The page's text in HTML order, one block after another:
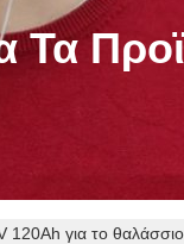
Τα
120Ah για το